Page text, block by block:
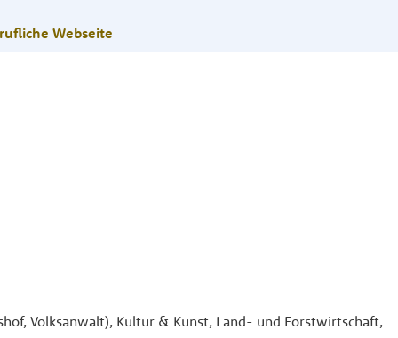
Webseite
Volksanwalt), Kultur & Kunst, Land- und Forstwirtschaft,